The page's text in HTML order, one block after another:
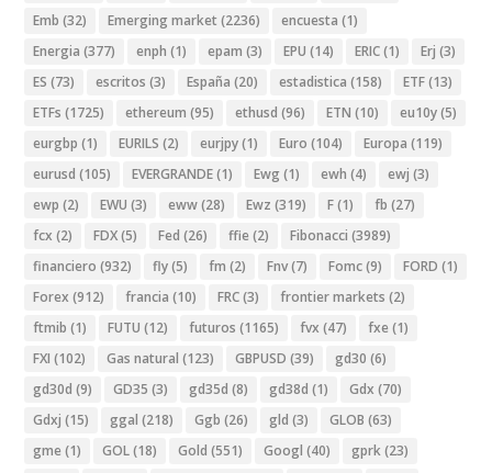
Emb (32) Emerging market (2236) encuesta (1)
Energia (377) enph (1) epam (3) EPU (14) ERIC(1) Erj (3)
ES (73) escritos (3) España (20) estadistica (158) ETF(13)
ETFs (1725) ethereum (95) ethusd (96) ETN (10) eu10y(5)
eurgbp (1) EURILS (2) eurjpy(1) Euro (104) Europa (119)
eurusd (105) EVERGRANDE(1) Ewg (1) ewh (4) ewj (3)
ewp (2) EWU (3) eww(28) Ewz (319) F(1) fb (27)
fcx (2) FDX(5) Fed (26) ffie (2) Fibonacci (3989)
financiero (932) fly(5) fm (2) Fnv(7) Fomc(9) FORD (1)
Forex (912) francia (10) FRC(3) frontier markets (2)
ftmib (1) FUTU (12) futuros (1165) fvx (47) fxe (1)
FXI (102) Gas natural (123) GBPUSD (39) gd30 (6)
gd30d (9) GD35 (3) gd35d (8) gd38d (1) Gdx (70)
Gdxj (15) ggal (218) Ggb (26) gld (3) GLOB (63)
gme (1) GOL(18) Gold (551) Googl (40) gprk(23)